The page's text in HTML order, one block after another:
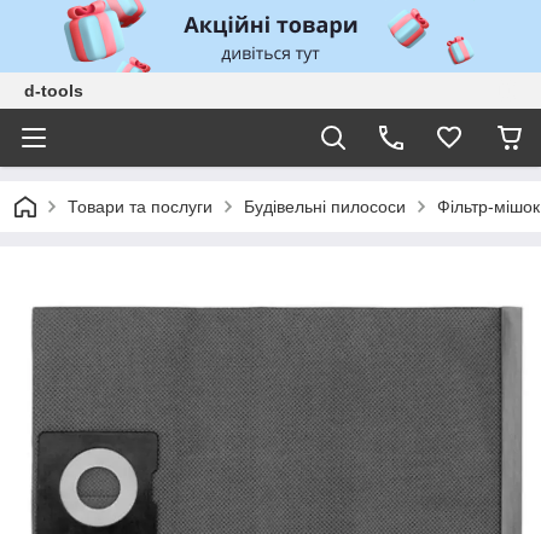
d-tools
Товари та послуги Будівельні пилососи Фільтр-